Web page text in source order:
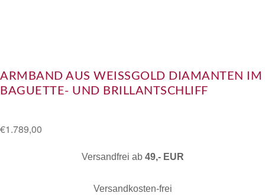
ARMBAND AUS WEISSGOLD DIAMANTEN IM B
AGUETTE- UND BRILLANTSCHLIFF
€1.789,00
Versandfrei ab 49,- EUR
Versandkosten-frei